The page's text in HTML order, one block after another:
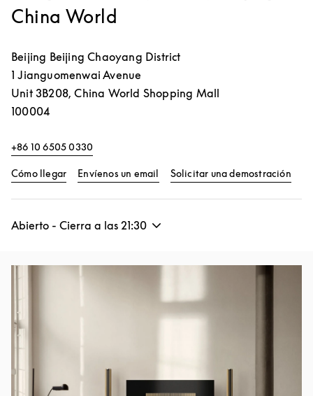
China World
Beijing Beijing Chaoyang District
1 Jianguomenwai Avenue
Unit 3B208, China World Shopping Mall
100004
+86 10 6505 0330
Cómo llegarLink Opens in New Tab
Envíenos un email Solicitar una demostración
Abierto - Cierra a las 21:30
Imagen del evento